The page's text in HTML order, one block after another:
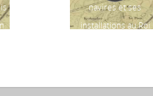
navires et ses
installations au Roi